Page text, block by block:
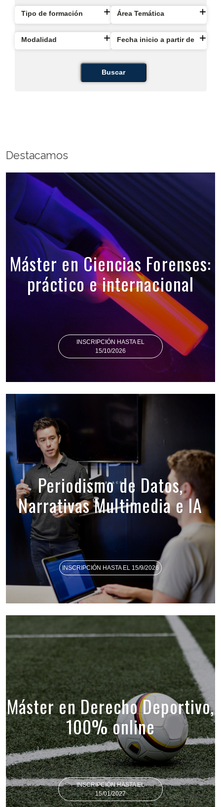
Tipo de formación Área Temática
Modalidad Fecha inicio a partir de
Buscar
Destacamos
Máster en Ciencias Forenses:
práctico e internacional
INSCRIPCIÓN HASTA EL
15/10/2026
Periodismo de Datos,
Narrativas Multimedia e IA
INSCRIPCIÓN HASTA EL 15/9/2026
Máster en Derecho Deportivo,
100% online
INSCRIPCIÓN HASTA EL
15/01/2027